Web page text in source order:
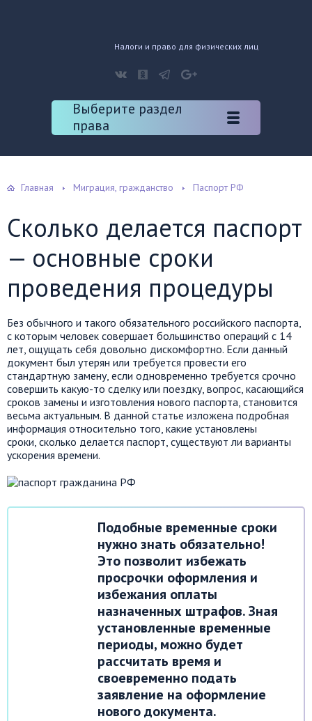
Налоги и право для физических лиц
Выберите раздел
права
Главная Миграция, гражданство Паспорт РФ
Сколько делается паспорт
— основные сроки
проведения процедуры
Без обычного и такого обязательного российского паспорта,
с которым человек совершает большинство операций с 14
лет, ощущать себя довольно дискомфортно. Если данный
документ был утерян или требуется провести его
стандартную замену, если одновременно требуется срочно
совершить какую-то сделку или поездку, вопрос, касающийся
сроков замены и изготовления нового паспорта, становится
весьма актуальным. В данной статье изложена подробная
информация относительно того, какие установлены
сроки, сколько делается паспорт, существуют ли варианты
ускорения времени.
Подобные временные сроки
нужно знать обязательно!
Это позволит избежать
просрочки оформления и
избежания оплаты
назначенных штрафов. Зная
установленные временные
периоды, можно будет
рассчитать время и
своевременно подать
заявление на оформление
нового документа.